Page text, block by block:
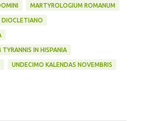
MARTYROLOGIUM ROMANUM
DIOCLETIANO
IN HISPANIA
UNDECIMO KALENDAS NOVEMBRIS